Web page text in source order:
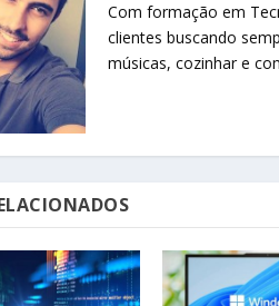
Com formação em
clientes buscando
músicas, cozinhar e